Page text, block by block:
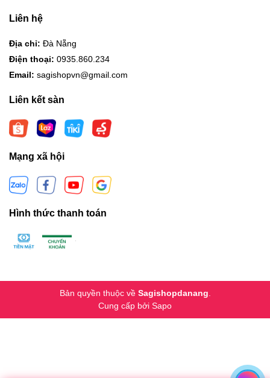
Liên hệ
Địa chỉ: Đà Nẵng
Điện thoại: 0935.860.234
Email: sagishopvn@gmail.com
Liên kết sàn
Mạng xã hội
Hình thức thanh toán
Bản quyền thuộc về Sagishopdanang
Cung cấp bởi Sapo